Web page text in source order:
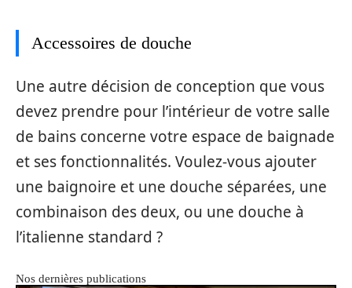
Accessoires de douche
Une autre décision de conception que vous
devez prendre pour l’intérieur de votre salle
de bains concerne votre espace de baignade
et ses fonctionnalités. Voulez-vous ajouter
une baignoire et une douche séparées, une
combinaison des deux, ou une douche à
l’italienne standard ?
Nos dernières publications